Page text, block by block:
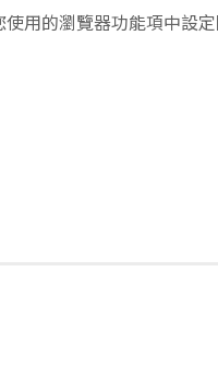
用的瀏覽器功能項中設